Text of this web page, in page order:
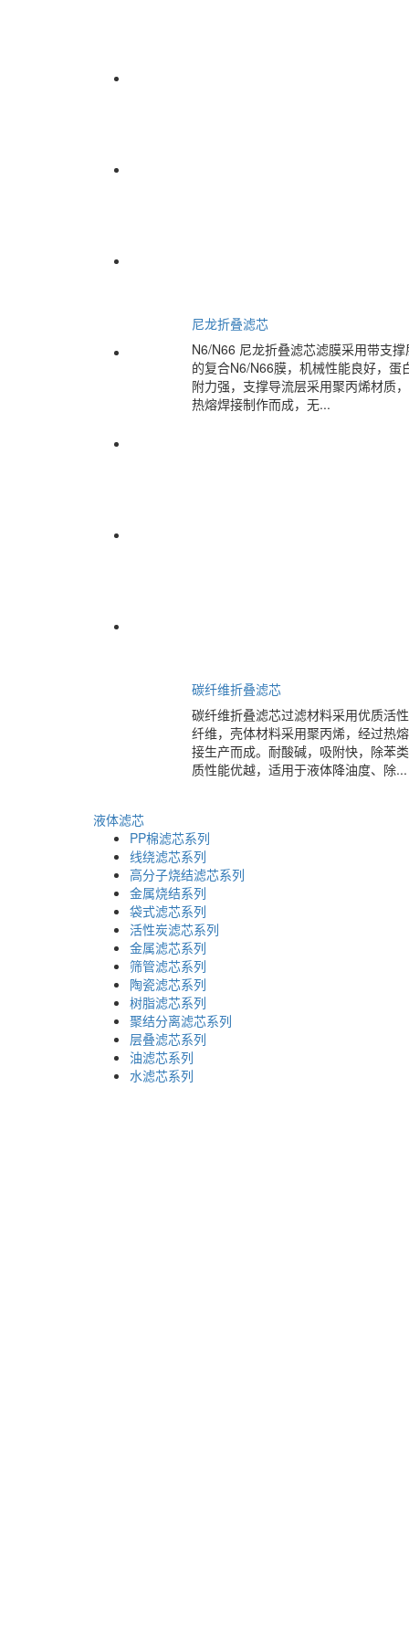
尼龙折叠滤芯
N6/N66 尼龙折叠滤芯滤膜采用带支撑
的复合N6/N66膜，机械性能良好，蛋
附力强，支撑导流层采用聚丙烯材质
热熔焊接制作而成，无...
碳纤维折叠滤芯
碳纤维折叠滤芯过滤材料采用优质活
纤维，壳体材料采用聚丙烯，经过热
接生产而成。耐酸碱，吸附快，除苯
质性能优越，适用于液体降油度、除...
液体滤芯
PP棉滤芯系列
线绕滤芯系列
高分子烧结滤芯系列
金属烧结系列
袋式滤芯系列
活性炭滤芯系列
金属滤芯系列
筛管滤芯系列
陶瓷滤芯系列
树脂滤芯系列
聚结分离滤芯系列
层叠滤芯系列
油滤芯系列
水滤芯系列